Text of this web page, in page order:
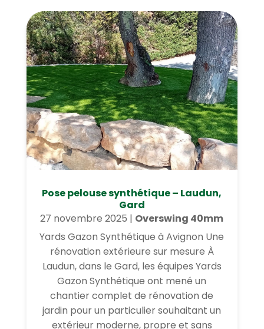
Pose pelouse synthétique – Laudun,
Gard
27 novembre 2025 | Overswing 40mm
Yards Gazon Synthétique à Avignon Une
rénovation extérieure sur mesure À
Laudun, dans le Gard, les équipes Yards
Gazon Synthétique ont mené un
chantier complet de rénovation de
jardin pour un particulier souhaitant un
extérieur moderne, propre et sans